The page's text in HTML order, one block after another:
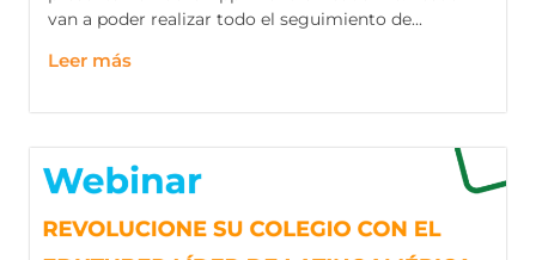
van a poder realizar todo el seguimiento de...
Leer más